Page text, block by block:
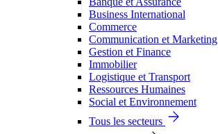
Business International
Commerce
Communication et Marketing
Gestion et Finance
Immobilier
Logistique et Transport
Ressources Humaines
Social et Environnement
Tous les secteurs